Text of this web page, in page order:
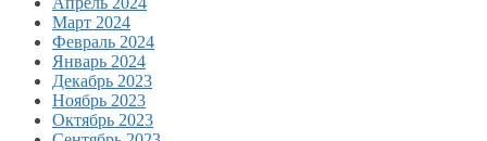
Март 2024
Февраль 2024
Январь 2024
Декабрь 2023
Ноябрь 2023
Октябрь 2023